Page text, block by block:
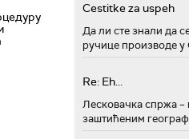
Cestitke za uspeh
Да ли сте знали да
ручице производе у
Re: Eh...
Лесковачка спржа –
заштићеним